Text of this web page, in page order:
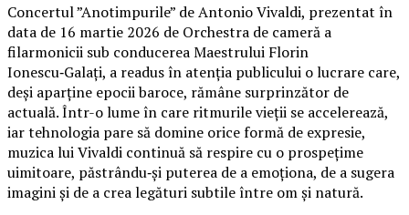
Concertul ”Anotimpurile” de Antonio Vivaldi, prezentat în
data de 16 martie 2026 de Orchestra de cameră a
filarmonicii sub conducerea Maestrului Florin
Ionescu‑Galați, a readus în atenția publicului o lucrare care,
deși aparține epocii baroce, rămâne surprinzător de
actuală. Într-o lume în care ritmurile vieții se accelerează,
iar tehnologia pare să domine orice formă de expresie,
muzica lui Vivaldi continuă să respire cu o prospețime
uimitoare, păstrându‑și puterea de a emoționa, de a sugera
imagini și de a crea legături subtile între om și natură.